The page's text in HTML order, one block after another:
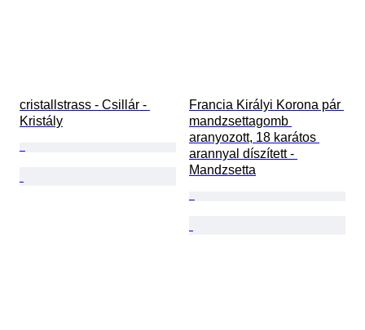
cristallstrass - Csillár -
Kristály
Francia Királyi Korona pár
mandzsettagomb
aranyozott, 18 karátos
arannyal díszített -
Mandzsetta